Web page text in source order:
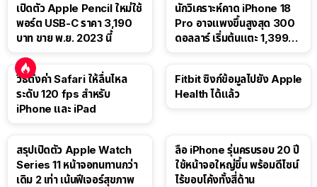
เปิดตัว Apple Pencil ใหม่ใช้
พอร์ต USB-C ราคา 3,190
บาท ขาย พ.ย. 2023 นี้
นักวิเคราะห์คาด iPhone 18
Pro อาจแพงขึ้นสูงสุด 300
ดอลลาร์ เริ่มต้นแตะ 1,399
วิธีตั้งค่า Safari ให้ลื่นไหล
ระดับ 120 fps สำหรับ
iPhone และ iPad
Fitbit ซิงก์ข้อมูลไปยัง Apple
Health ได้แล้ว
สรุปเปิดตัว Apple Watch
Series 11 หน้าจอทนทานกว่า
เดิม 2 เท่า เน้นฟีเจอร์สุขภาพ
ลือ iPhone รุ่นครบรอบ 20 ปี
ใช้หน้าจอใหญ่ขึ้น พร้อมดีไซน์
ไร้ขอบโค้งทั้งสี่ด้าน